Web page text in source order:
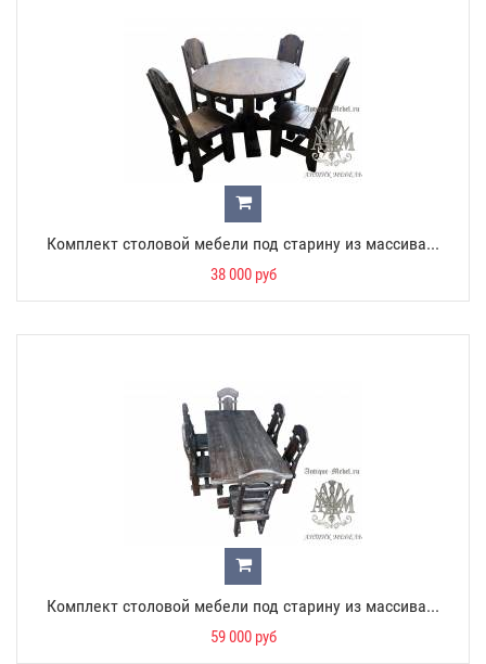
Комплект столовой мебели под старину из массива...
38 000 руб
Комплект столовой мебели под старину из массива...
59 000 руб